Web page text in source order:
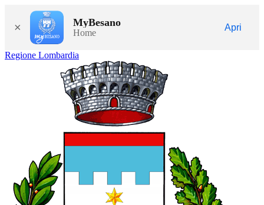
× MyBesano
Home
Apri
Regione Lombardia